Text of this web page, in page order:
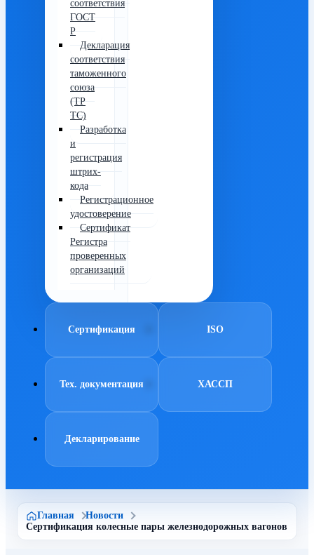
соответствия
ГОСТ
Р
Декларация
соответствия
таможенного
союза
(ТР
ТС)
Разработка
и
регистрация
штрих-
кода
Регистрационное
удостоверение
Сертификат
Регистра
проверенных
организаций
Сертификация ISO
Тех. документация ХАССП
Декларирование
Главная
Новости
Сертификация колесные пары железнодорожных вагонов